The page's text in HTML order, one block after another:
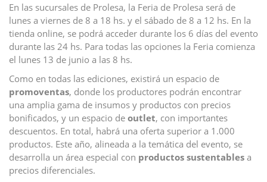
En las sucursales de Prolesa, la Feria de Prolesa será de
lunes a viernes de 8 a 18 hs. y el sábado de 8 a 12 hs. En la
tienda online, se podrá acceder durante los 6 días del evento
durante las 24 hs. Para todas las opciones la Feria comienza
el lunes 13 de junio a las 8 hs.
Como en todas las ediciones, existirá un espacio de
promoventas, donde los productores podrán encontrar
una amplia gama de insumos y productos con precios
bonificados, y un espacio de outlet, con importantes
descuentos. En total, habrá una oferta superior a 1.000
productos. Este año, alineada a la temática del evento, se
desarrolla un área especial con productos sustentables a
precios diferenciales.